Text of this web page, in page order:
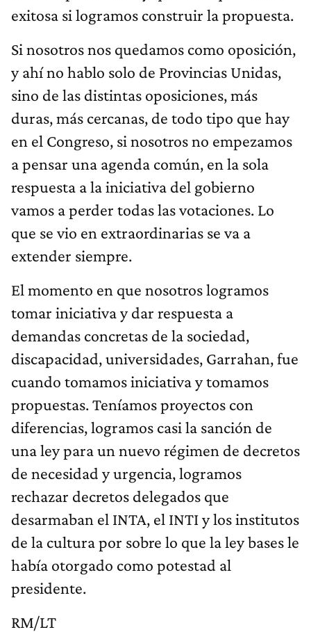
exitosa si logramos construir la propuesta.
Si nosotros nos quedamos como oposición,
y ahí no hablo solo de Provincias Unidas,
sino de las distintas oposiciones, más
duras, más cercanas, de todo tipo que hay
en el Congreso, si nosotros no empezamos
a pensar una agenda común, en la sola
respuesta a la iniciativa del gobierno
vamos a perder todas las votaciones. Lo
que se vio en extraordinarias se va a
extender siempre.
El momento en que nosotros logramos
tomar iniciativa y dar respuesta a
demandas concretas de la sociedad,
discapacidad, universidades, Garrahan, fue
cuando tomamos iniciativa y tomamos
propuestas. Teníamos proyectos con
diferencias, logramos casi la sanción de
una ley para un nuevo régimen de decretos
de necesidad y urgencia, logramos
rechazar decretos delegados que
desarmaban el INTA, el INTI y los institutos
de la cultura por sobre lo que la ley bases le
había otorgado como potestad al
presidente.
RM/LT